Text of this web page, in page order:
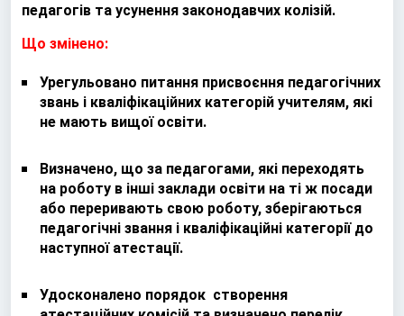
педагогів та усунення законодавчих колізій.
Що змінено:
Урегульовано питання присвоєння педагогічних
звань і кваліфікаційних категорій учителям, які
не мають вищої освіти.
Визначено, що за педагогами, які переходять
на роботу в інші заклади освіти на ті ж посади
або переривають свою роботу, зберігаються
педагогічні звання і кваліфікаційні категорії до
наступної атестації.
Удосконалено порядок створення